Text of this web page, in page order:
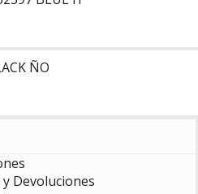
ÑO
Devoluciones